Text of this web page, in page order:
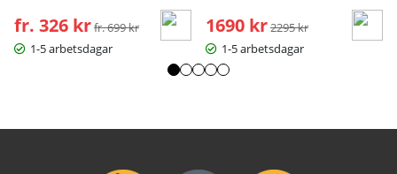
fr. 326 kr Ordinarie pris:
fr. 699 kr
1-5 arbetsdagar
1690 kr Ordinarie pris:
2295 kr
1-5 arbetsdagar